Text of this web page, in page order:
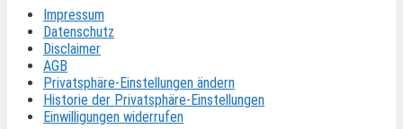
Impressum
Datenschutz
Disclaimer
AGB
Privatsphäre-Einstellungen ändern
Historie der Privatsphäre-Einstellungen
Einwilligungen widerrufen